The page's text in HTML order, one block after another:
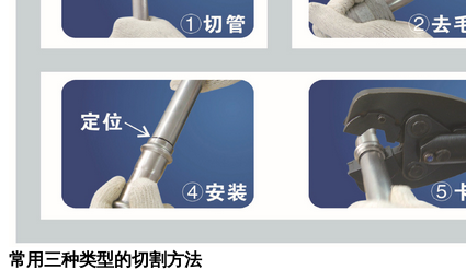
常用三种类型的切割方法